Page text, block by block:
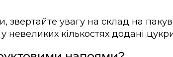
звертайте увагу на склад на
невеликих кількостях додані